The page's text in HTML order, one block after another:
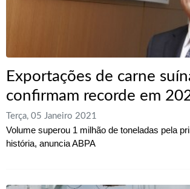
Exportações de carne
confirmam recorde em
Terça, 05 Janeiro 2021
Volume superou 1 milhão de toneladas pela
história, anuncia ABPA